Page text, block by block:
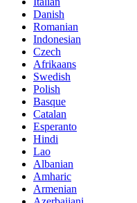
Danish
Romanian
Indonesian
Czech
Afrikaans
Swedish
Polish
Basque
Catalan
Esperanto
Hindi
Lao
Albanian
Amharic
Armenian